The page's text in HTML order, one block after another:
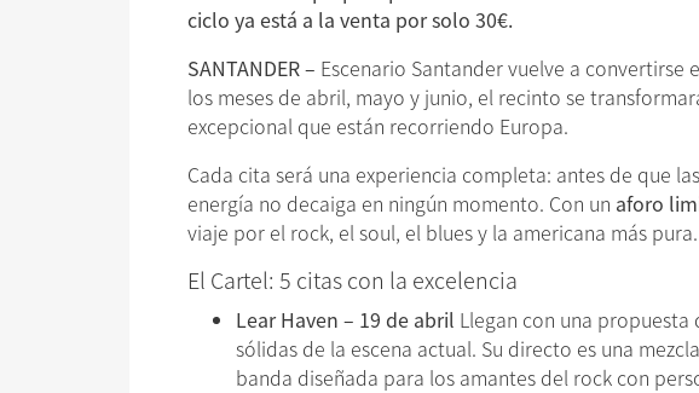
ciclo ya está a la venta por solo 30€.
SANTANDER – Escenario Santander vuelve a
los meses de abril, mayo y junio, el recinto se
excepcional que están recorriendo Europa.
Cada cita será una experiencia completa: antes de que
energía no decaiga en ningún momento. Con un aforo
viaje por el rock, el soul, el blues y la americana más pura.
El Cartel: 5 citas con la excelencia
Lear Haven – 19 de abril Llegan con una
sólidas de la escena actual. Su directo es una
banda diseñada para los amantes del rock con